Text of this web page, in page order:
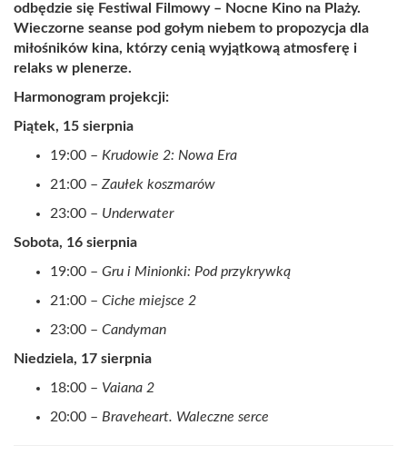
odbędzie się Festiwal Filmowy – Nocne Kino na Plaży.
Wieczorne seanse pod gołym niebem to propozycja dla
miłośników kina, którzy cenią wyjątkową atmosferę i
relaks w plenerze.
Harmonogram projekcji:
Piątek, 15 sierpnia
19:00 – Krudowie 2: Nowa Era
21:00 – Zaułek koszmarów
23:00 – Underwater
Sobota, 16 sierpnia
19:00 – Gru i Minionki: Pod przykrywką
21:00 – Ciche miejsce 2
23:00 – Candyman
Niedziela, 17 sierpnia
18:00 – Vaiana 2
20:00 – Braveheart. Waleczne serce